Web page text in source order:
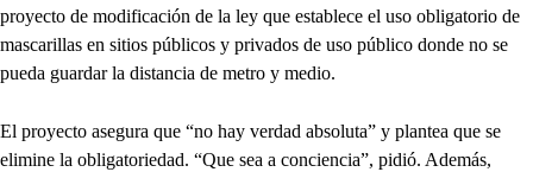
proyecto de modificación de la ley que establece el uso obligatorio de
mascarillas en sitios públicos y privados de uso público donde no se
pueda guardar la distancia de metro y medio.
El proyecto asegura que “no hay verdad absoluta” y plantea que se
elimine la obligatoriedad. “Que sea a conciencia”, pidió. Además,